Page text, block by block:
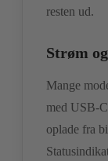
resten ud.
Strøm
Mange
med USB-
oplade fra